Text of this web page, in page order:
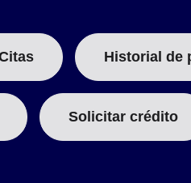
Historial de
Solicitar crédito